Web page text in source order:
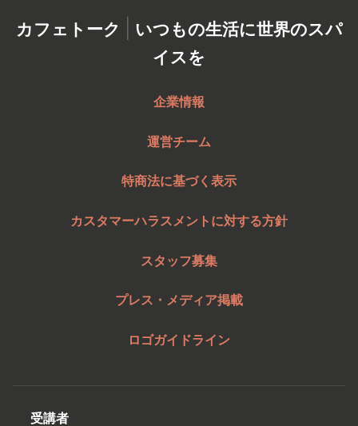
カフェトーク | いつもの生活に世界のスパ
イスを
企業情報
運営チーム
特商法に基づく表示
カスタマーハラスメントに対する方針
スタッフ募集
プレス・メディア掲載
ロゴガイドライン
受講者